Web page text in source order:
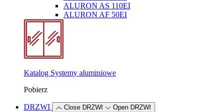
ALURON AS 110EI
ALURON AF 50EI
Katalog Systemy aluminiowe
Pobierz
DRZWI Close DRZWI Open DRZWI